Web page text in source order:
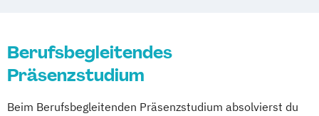
Berufsbegleitendes
Präsenzstudium
Beim Berufsbegleitenden Präsenzstudium absolvierst du